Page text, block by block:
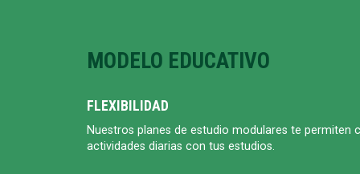
MODELO EDUCATIVO
FLEXIBILIDAD
Nuestros planes de estudio modulares te permiten
actividades diarias con tus estudios.